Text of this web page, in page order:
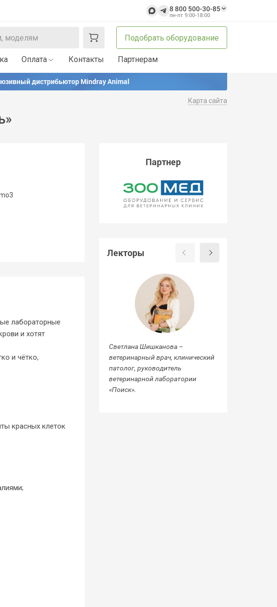
8 800 500-30-85
пн-пт 9:00-18:00
Подобрать оборудование
Оплата Контакты Партнерам
дистрибьютор Mindray Animal
Карта сайта
Партнер
Лекторы
Светлана Шишканова –
ветеринарный врач, клинический
патолог, руководитель
ветеринарной лаборатории
«Поиск».
лабораторные
и хотят
и чётко,
красных клеток